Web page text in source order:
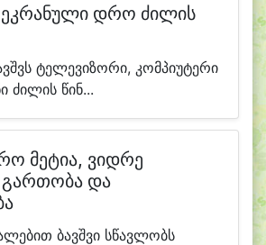
დრო ძილის
ტელევიზორი, კომპიუტერი
წინ...
მეტია, ვიდრე
და
ბავშვი სწავლობს